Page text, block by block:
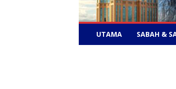
–
UTAMA SABAH &